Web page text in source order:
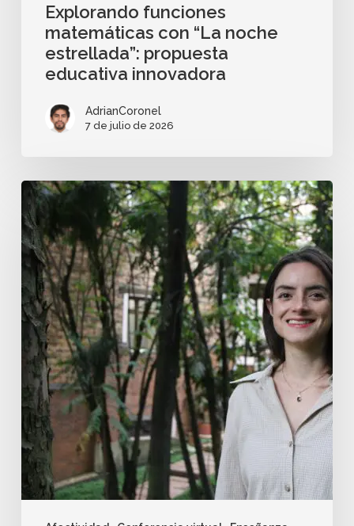
Explorando funciones
matemáticas con “La noche
estrellada”: propuesta
educativa innovadora
AdrianCoronel
7 de julio de 2026